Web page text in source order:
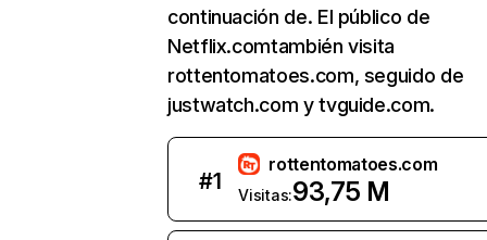
continuación de. El público de
Netflix.comtambién visita
rottentomatoes.com, seguido de
justwatch.com y tvguide.com.
#1
rottentomatoes.com
Visitas:93,75 M